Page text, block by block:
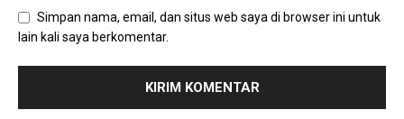
Simpan nama, email, dan situs web saya di browser ini untuk
lain kali saya berkomentar.